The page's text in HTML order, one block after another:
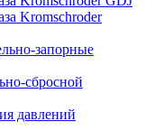
Kromschroder
запорные
сбросной
давлений